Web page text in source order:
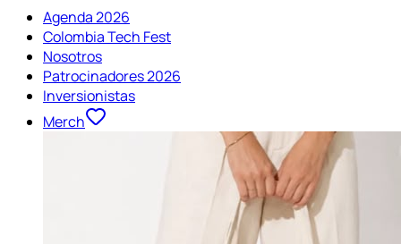
Agenda 2026
Colombia Tech Fest
Nosotros
Patrocinadores 2026
Inversionistas
Merch